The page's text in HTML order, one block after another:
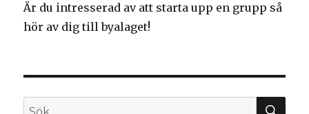
Är du intresserad av att starta upp en grupp så
hör av dig till byalaget!
Sök